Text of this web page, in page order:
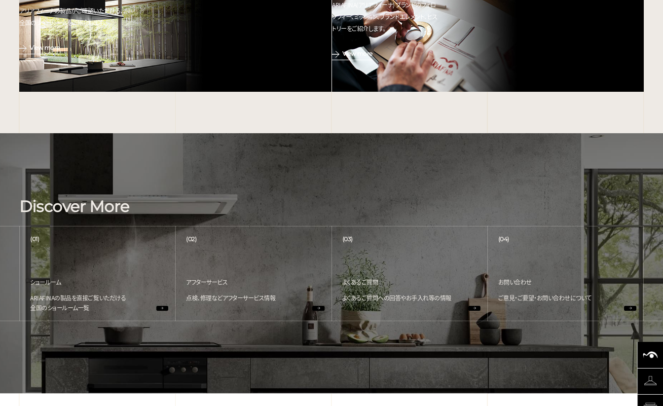
アリアフィーナの製品がご確認いただける、
全国のショールームをご紹介します。
View more
ARIAFINA(アリアフィーナ) ブランドのフィロ
ソフィー、ミッション、ブランドエレメント、ヒス
トリーをご紹介します。
View more
Discover More
(01)
ショールーム
ARIAFINAの製品を直接ご覧いただける
全国のショールーム一覧
(02)
アフターサービス
点検、修理などアフターサービス情報
(03)
よくあるご質問
よくあるご質問への回答やお手入れ等の情報
(04)
お問い合わせ
ご意見・ご要望・お問い合わせについて